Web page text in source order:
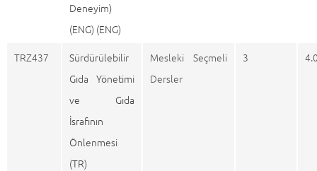
Deneyim)
(ENG) (ENG)
TRZ437
Sürdürülebilir
Gıda Yönetimi
ve Gıda
İsrafının
Önlenmesi
(TR)
Mesleki Seçmeli
Dersler
3